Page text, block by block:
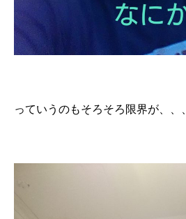
っていうのもそろそろ限界が、、、